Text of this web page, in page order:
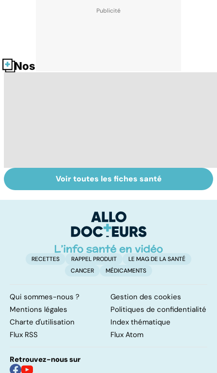
Nos fiches santé
HPV : tout savoir
sur les
Glandes
salivaires : les
glande parotide
Voir toutes les fiches santé
RECETTES RAPPEL PRODUIT
LE MAG DE LA SANTÉ
CANCER
MÉDICAMENTS
Qui sommes-nous ?
Gestion des cookies
Mentions légales
Politiques de confidentialité
Charte d'utilisation
Index thématique
Flux RSS
Flux Atom
Retrouvez-nous sur